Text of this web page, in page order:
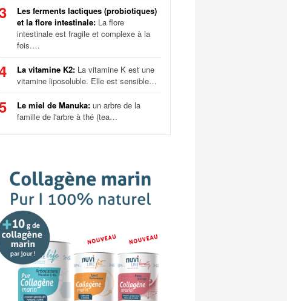
Les ferments lactiques (probiotiques)
et la flore intestinale: La flore
intestinale est fragile et complexe à la
fois.…
La vitamine K2: La vitamine K est une
vitamine liposoluble. Elle est sensible…
Le miel de Manuka: un arbre de la
famille de l'arbre à thé (tea…